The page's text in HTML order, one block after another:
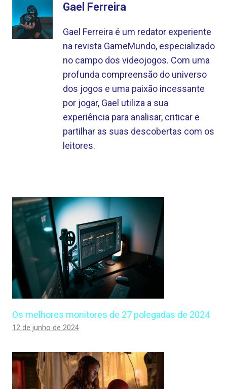
Gael Ferreira
Gael Ferreira é um redator experiente
na revista GameMundo, especializado
no campo dos videojogos. Com uma
profunda compreensão do universo
dos jogos e uma paixão incessante
por jogar, Gael utiliza a sua
experiência para analisar, criticar e
partilhar as suas descobertas com os
leitores.
Os melhores monitores de 27 polegadas de 2024
12 de junho de 2024